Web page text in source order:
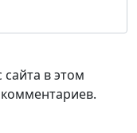
в этом